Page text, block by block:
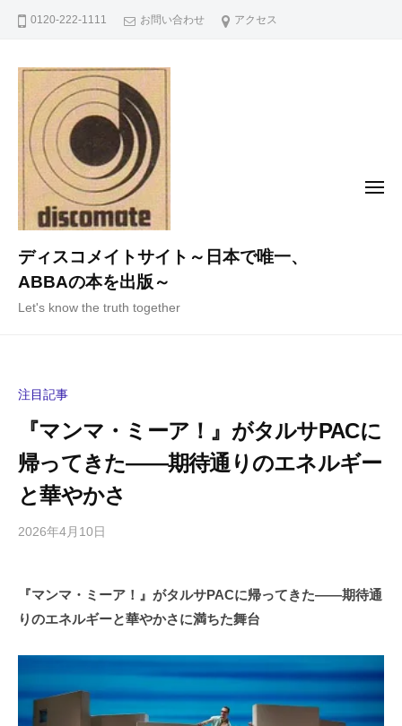
0120-222-1111 お問い合わせ アクセス
ディスコメイトサイト～日本で唯一、
ABBAの本を出版～
Let's know the truth together
メ
注目記事
『マンマ・ミーア！』がタルサPACに
帰ってきた――期待通りのエネルギー
と華やかさ
2026年4月10日
i
g
s
i
の
コ
ン
『マンマ・ミーア！』がタルサPACに帰ってきた――期待通
りのエネルギーと華やかさに満ちた舞台